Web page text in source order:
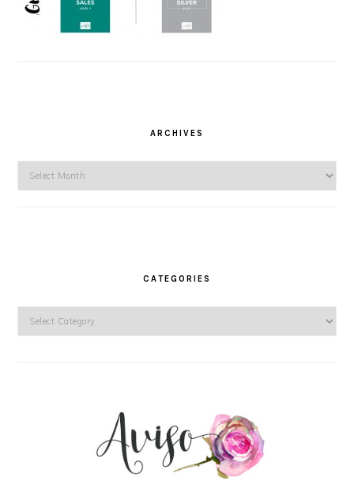
ARCHIVES
CATEGORIES